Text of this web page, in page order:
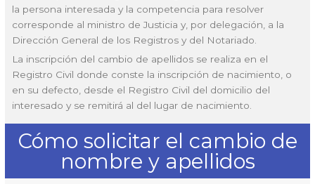
la persona interesada y la competencia para resolver
corresponde al ministro de Justicia y, por delegación, a la
Dirección General de los Registros y del Notariado.
La inscripción del cambio de apellidos se realiza en el
Registro Civil donde conste la inscripción de nacimiento, o
en su defecto, desde el Registro Civil del domicilio del
interesado y se remitirá al del lugar de nacimiento.
Cómo solicitar el cambio de
nombre y apellidos